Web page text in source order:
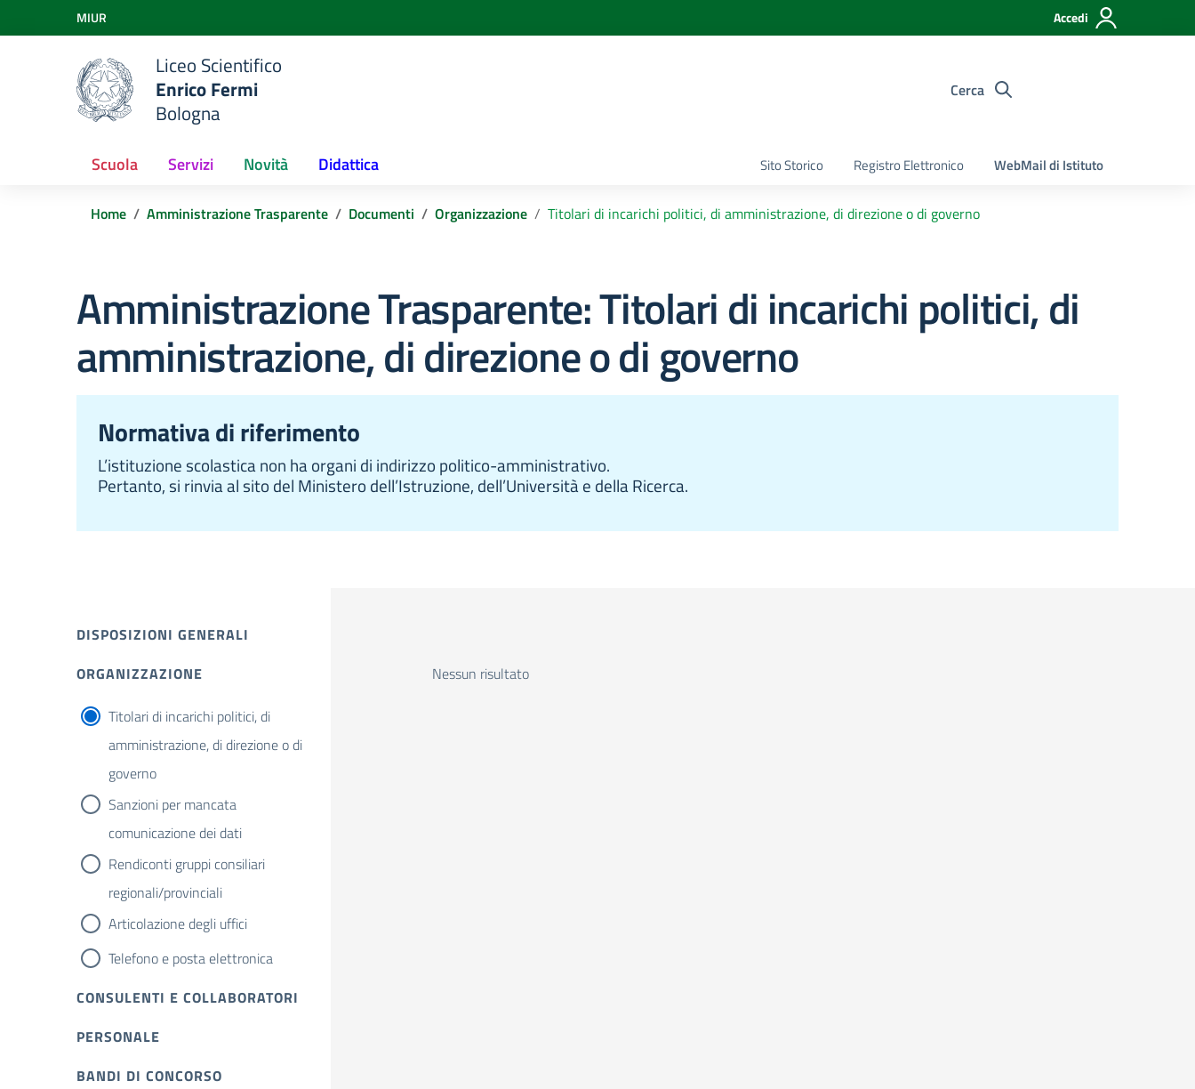
Vai ai contenuti
Vai al menu di navigazione
Vai al footer
MIUR Accedi
Liceo Scientifico
Enrico Fermi
Bologna
Cerca
Sito Storico Registro Elettronico WebMail di Istituto
Scuola Servizi Novità Didattica
Home Amministrazione Trasparente Documenti Organizzazione Titolari di incarichi politici, di amministrazione, di direzione o di governo
Amministrazione Trasparente:Titolari di incarichi politici, di
amministrazione, di direzione o di governo
Normativa di riferimento
L’istituzione scolastica non ha organi di indirizzo politico-amministrativo.
Pertanto, si rinvia al sito del Ministero dell’Istruzione, dell’Università e della Ricerca.
DISPOSIZIONI GENERALI
ORGANIZZAZIONE
Titolari di incarichi politici, di
amministrazione, di direzione o di
governo
Sanzioni per mancata
comunicazione dei dati
Rendiconti gruppi consiliari
regionali/provinciali
Articolazione degli uffici
Telefono e posta elettronica
CONSULENTI E COLLABORATORI
PERSONALE
BANDI DI CONCORSO
Nessun risultato